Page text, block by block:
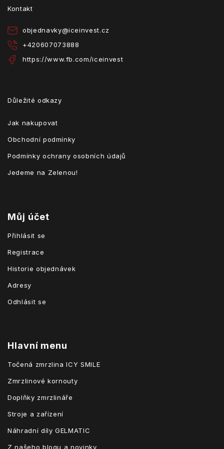
Kontakt
objednavky@iceinvest.cz
+420607073888
https://www.fb.com/iceinvest
Důležité odkazy
Jak nakupovat
Obchodní podmínky
Podmínky ochrany osobních údajů
Jedeme na Zelenou!
Můj účet
Přihlásit se
Registrace
Historie objednávek
Adresy
Odhlásit se
Hlavní menu
Točená zmrzlina ICY SMILE
Zmrzlinové kornouty
Doplňky zmrzlináře
Stroje a zařízení
Náhradní díly GELMATIC
Z našeho blogu a novinky